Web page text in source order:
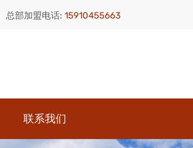
总部加盟电话: 15910455663
联系我们